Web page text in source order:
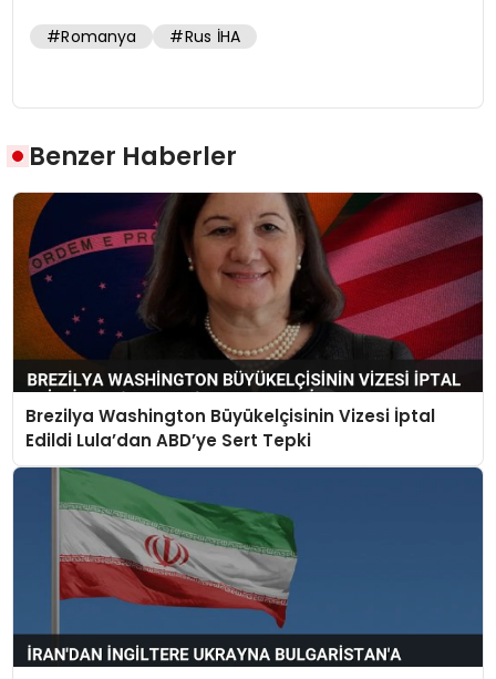
#Romanya #Rus İHA
Benzer Haberler
Brezilya Washington Büyükelçisinin Vizesi İptal
Edildi Lula’dan ABD’ye Sert Tepki